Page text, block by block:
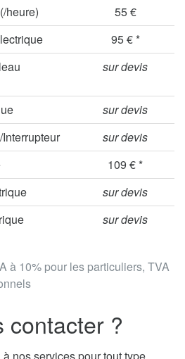
à 10% pour les particuliers, TVA
heure)
55 €
95 € *
sur devis
sur devis
sur devis
109 € *
sur devis
sur devis
contacter ?
nos services pour tout type